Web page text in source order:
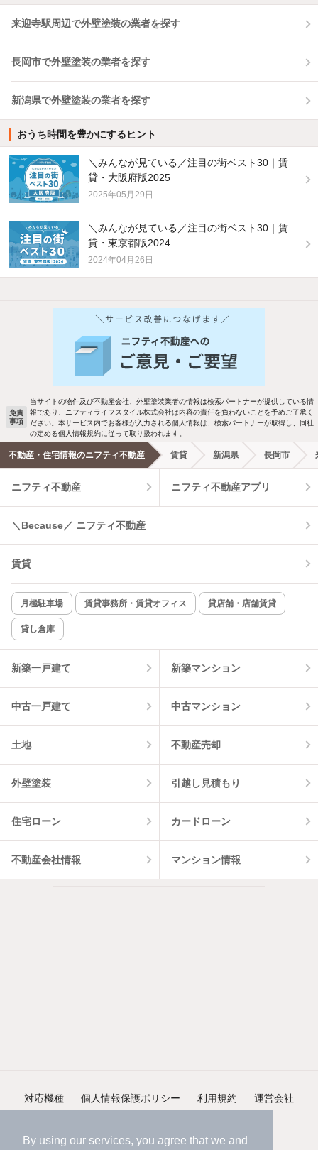
By using our services, you agree that we and
来迎寺駅周辺で外壁塗装の業者を探す
長岡市で外壁塗装の業者を探す
新潟県で外壁塗装の業者を探す
おうち時間を豊かにするヒント
＼みんなが見ている／注目の街ベスト30｜賃
貸・大阪府版2025
2025年05月29日
＼みんなが見ている／注目の街ベスト30｜賃
貸・東京都版2024
2024年04月26日
他の人はこんな条件で絞り込んでいます！
バス・トイレ別 2階以上
駐車場あり ペット相談
洗濯機置場あり 独立洗面台
エアコンあり 都市ガス
温水洗浄便座 オートロック
コンロ2口以上
新着のみ インターネット無料
該当件数:
9
免責
事項
当サイトの物件及び不動産会社、外壁塗装業者の情報は検索パートナーが提供している情
報であり、ニフティライフスタイル株式会社は内容の責任を負わないことを予めご了承く
ださい。本サービス内でお客様が入力される個人情報は、検索パートナーが取得し、同社
の定める個人情報規約に従って取り扱われます。
不動産・住宅情報のニフティ不動産 賃貸 新潟県 長岡市
ニフティ不動産 ニフティ不動産アプリ
＼Because／ ニフティ不動産
賃貸
月極駐車場 賃貸事務所・賃貸オフィス 貸店舗・店舗賃貸
貸し倉庫
新築一戸建て 新築マンション
中古一戸建て 中古マンション
土地 不動産売却
外壁塗装 引越し見積もり
住宅ローン カードローン
不動産会社情報 マンション情報
対応機種 個人情報保護ポリシー 利用規約 運営会社